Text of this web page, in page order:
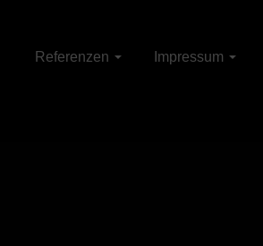
Referenzen Impressum